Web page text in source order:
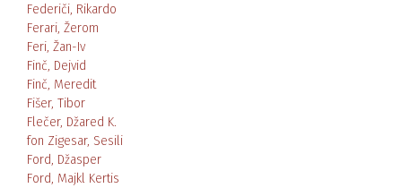
Federiči, Rikardo
Ferari, Žerom
Feri, Žan-Iv
Finč, Dejvid
Finč, Meredit
Fišer, Tibor
Flečer, Džared K.
fon Zigesar, Sesili
Ford, Džasper
Ford, Majkl Kertis